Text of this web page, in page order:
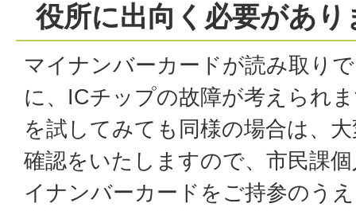
役所に出向く必要があり
マイナンバーカードが読み取り
に、ICチップの故障が考えられ
を試してみても同様の場合は、
確認をいたしますので、市民課
イナンバーカードをご持参のう